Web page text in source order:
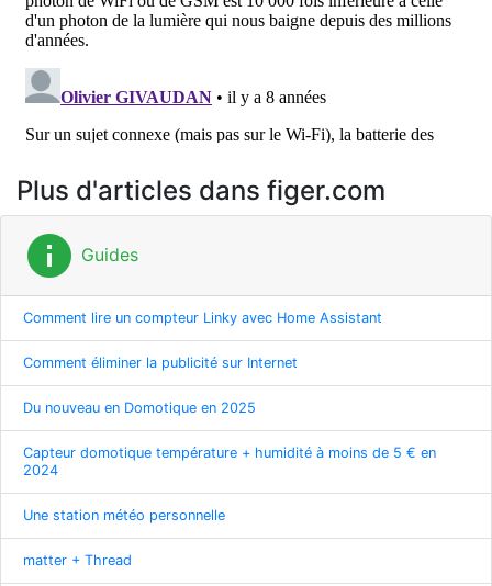
Plus d'articles dans figer.com
info Guides
Comment lire un compteur Linky avec Home Assistant
Comment éliminer la publicité sur Internet
Du nouveau en Domotique en 2025
Capteur domotique température + humidité à moins de 5 € en
2024
Une station météo personnelle
matter + Thread